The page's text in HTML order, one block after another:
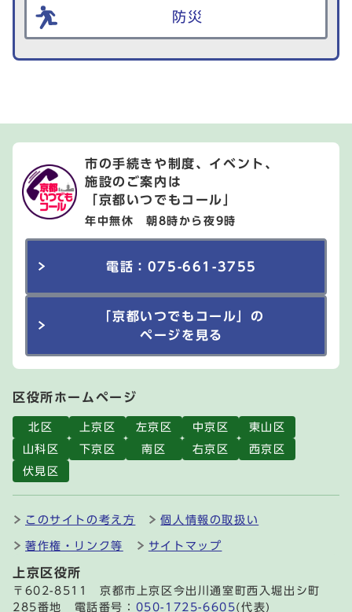
防災
市の手続きや制度、イベント、
施設のご案内は
「京都いつでもコール」
年中無休 朝8時から夜9時
電話：075-661-3755
「京都いつでもコール」の
ページを見る
区役所ホームページ
北区 上京区 左京区 中京区
東山区
山科区
下京区 南区 右京区
西京区
伏見区
このサイトの考え方 個人情報の取扱い
著作権・リンク等 サイトマップ
上京区役所
〒602-8511 京都市上京区今出川通室町西入堀出シ町
285番地 電話番号： 050-1725-6605(代表)